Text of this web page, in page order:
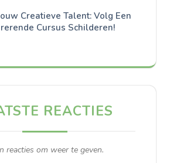
Creatieve Talent: Volg Een
Cursus Schilderen!
REACTIES
reacties om weer te geven.